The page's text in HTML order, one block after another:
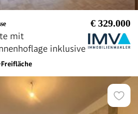
€ 329.000
mit
inklusive
Freifläche